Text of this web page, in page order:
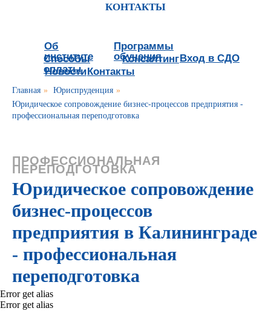
КОНТАКТЫ
Об
институте
Программы
обучения
Способы
оплаты
Консалтинг
Новости
Вход в СДО
Контакты
Главная » Юриспруденция »
Юридическое сопровождение бизнес-процессов предприятия -
профессиональная переподготовка
ПРОФЕССИОНАЛЬНАЯ
ПЕРЕПОДГОТОВКА
Юридическое сопровождение
бизнес-процессов
предприятия в Калининграде
- профессиональная
переподготовка
Error get alias
Error get alias